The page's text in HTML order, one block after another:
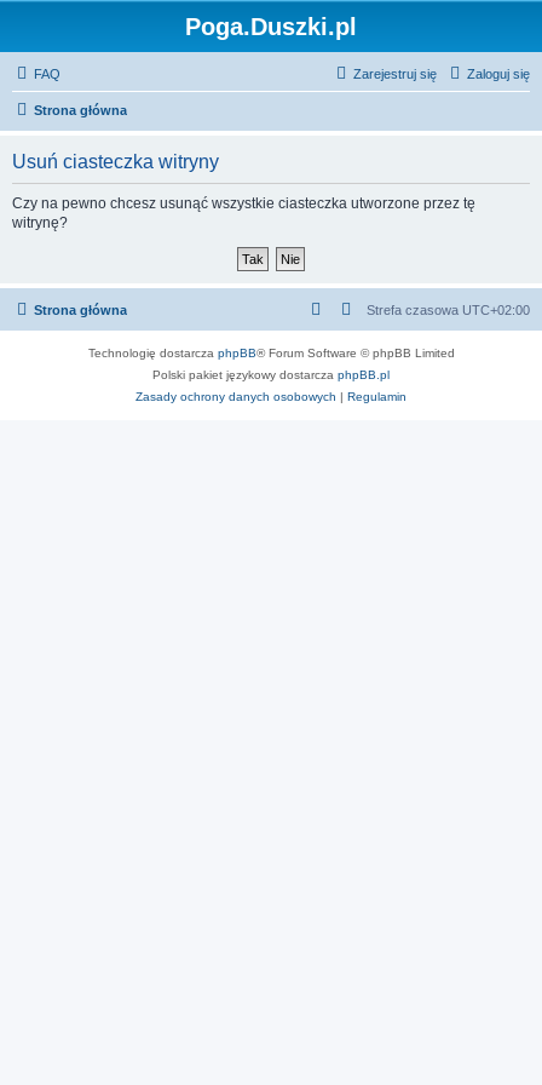
Poga.Duszki.pl
FAQ Zaloguj się
Zarejestruj się
Strona główna
Usuń ciasteczka witryny
Czy na pewno chcesz usunąć wszystkie ciasteczka utworzone przez tę
witrynę?
Strona główna Strefa czasowa UTC+02:00
Technologię dostarcza phpBB® Forum Software © phpBB Limited
Polski pakiet językowy dostarcza phpBB.pl
Zasady ochrony danych osobowych | Regulamin